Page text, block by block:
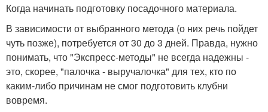
Когда начинать подготовку посадочного материала.
В зависимости от выбранного метода (о них речь пойдет
чуть позже), потребуется от 30 до 3 дней. Правда, нужно
понимать, что "Экспресс-методы" не всегда надежны -
это, скорее, "палочка - выручалочка" для тех, кто по
каким-либо причинам не смог подготовить клубни
вовремя.